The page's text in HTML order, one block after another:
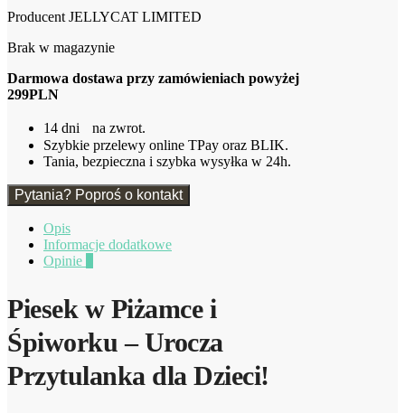
Producent JELLYCAT LIMITED
Brak w magazynie
Darmowa dostawa przy zamówieniach powyżej
299PLN
14 dni na zwrot.
Szybkie przelewy online TPay oraz BLIK.
Tania, bezpieczna i szybka wysyłka w 24h.
Pytania? Poproś o kontakt
Opis
Informacje dodatkowe
Opinie
Piesek w Piżamce i
Śpiworku – Urocza
Przytulanka dla Dzieci!